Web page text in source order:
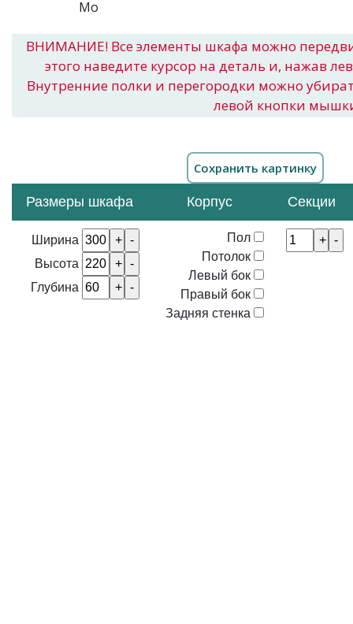
ВНИМАНИЕ! Все элементы шкафа можно
этого наведите курсор на деталь и, нажав
Внутренние полки и перегородки можно
левой кнопки
Размеры шкафа Корпус Секции
Ширина
Высота
Глубина
Пол
Потолок
Левый бок
Правый бок
Задняя стенка